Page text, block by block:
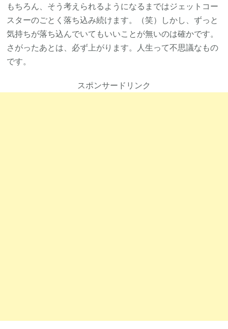
もちろん、そう考えられるようになるまではジェットコー
スターのごとく落ち込み続けます。（笑）しかし、ずっと
気持ちが落ち込んでいてもいいことが無いのは確かです。
さがったあとは、必ず上がります。人生って不思議なもの
です。
スポンサードリンク